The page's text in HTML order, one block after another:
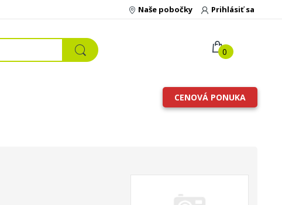
Prihlásiť sa
Naše pobočky
0
CENOVÁ PONUKA